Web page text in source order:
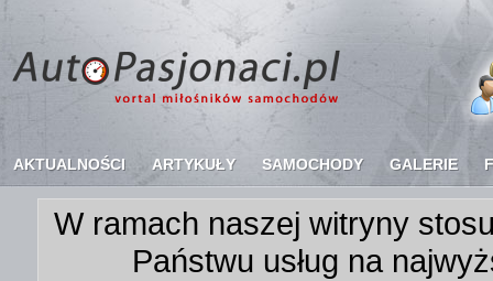
AKTUALNOŚCI ARTYKUŁY SAMOCHODY GALERIE
W ramach naszej witryny
Państwu usług na